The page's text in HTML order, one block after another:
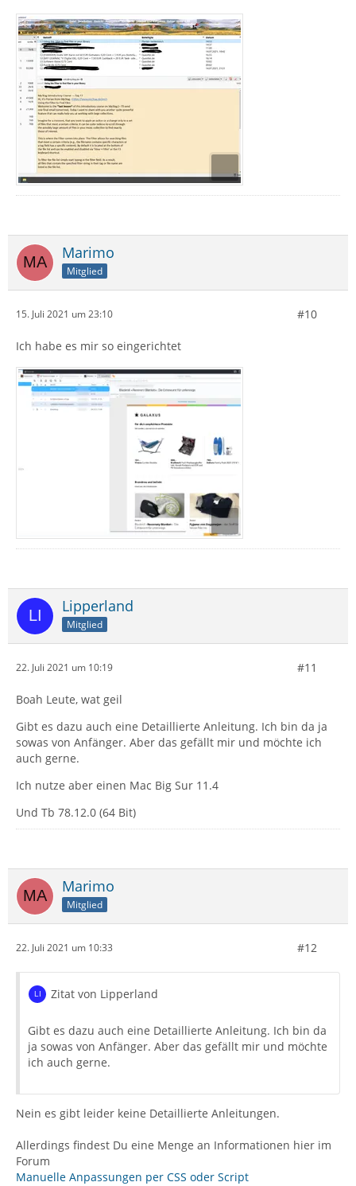
Marimo
Mitglied
15. Juli 2021 um 23:10 #10
Ich habe es mir so eingerichtet
Lipperland
Mitglied
22. Juli 2021 um 10:19 #11
Boah Leute, wat geil
Gibt es dazu auch eine Detaillierte Anleitung. Ich bin da ja
sowas von Anfänger. Aber das gefällt mir und möchte ich
auch gerne.
Ich nutze aber einen Mac Big Sur 11.4
Und Tb 78.12.0 (64 Bit)
Marimo
Mitglied
22. Juli 2021 um 10:33 #12
Zitat von Lipperland
Gibt es dazu auch eine Detaillierte Anleitung. Ich bin da
ja sowas von Anfänger. Aber das gefällt mir und möchte
ich auch gerne.
Nein es gibt leider keine Detaillierte Anleitungen.
Allerdings findest Du eine Menge an Informationen hier im
Forum
Manuelle Anpassungen per CSS oder Script